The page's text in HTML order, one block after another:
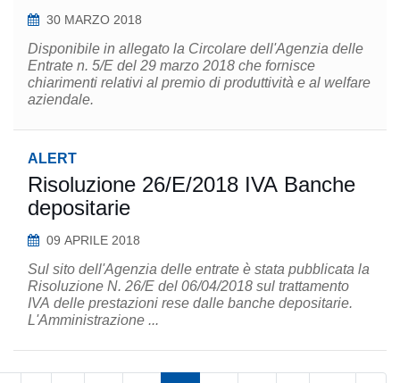
30 MARZO 2018
Disponibile in allegato la Circolare dell'Agenzia delle
Entrate n. 5/E del 29 marzo 2018 che fornisce
chiarimenti relativi al premio di produttività e al welfare
ALERT
Risoluzione 26/E/2018 IVA Banche
depositarie
09 APRILE 2018
Sul sito dell'Agenzia delle entrate è stata pubblicata la
Risoluzione N. 26/E del 06/04/2018 sul trattamento
IVA delle prestazioni rese dalle banche depositarie.
L'Amministrazione ...